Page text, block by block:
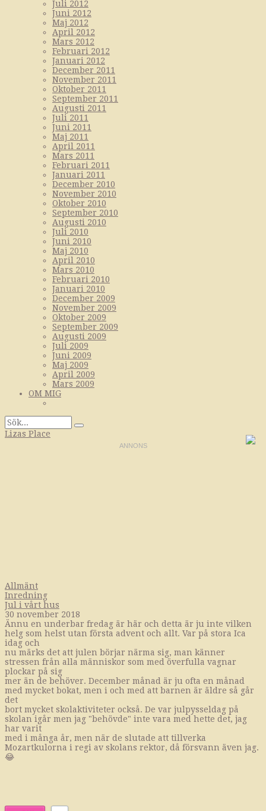
Juli 2012
Juni 2012
Maj 2012
April 2012
Mars 2012
Februari 2012
Januari 2012
December 2011
November 2011
Oktober 2011
September 2011
Augusti 2011
Juli 2011
Juni 2011
Maj 2011
April 2011
Mars 2011
Februari 2011
Januari 2011
December 2010
November 2010
Oktober 2010
September 2010
Augusti 2010
Juli 2010
Juni 2010
Maj 2010
April 2010
Mars 2010
Februari 2010
Januari 2010
December 2009
November 2009
Oktober 2009
September 2009
Augusti 2009
Juli 2009
Juni 2009
Maj 2009
April 2009
Mars 2009
OM MIG
Lizas Place
Allmänt
Inredning
Jul i vårt hus
30 november 2018
Ännu en underbar fredag är här och detta är ju inte vilken
helg som helst utan första advent och allt. Var på stora Ica
idag och
nu märks det att julen börjar närma sig, man känner
stressen från alla människor som med överfulla vagnar
plockar på sig
mer än de behöver. December månad är ju ofta en månad
med mycket bokat, men i och med att barnen är äldre så går
det
bort mycket skolaktiviteter också. De var julpysseldag på
skolan igår men jag "behövde" inte vara med hette det, jag
har varit
med i många år, men när de slutade att tillverka
Mozartkulorna i regi av skolans rektor, då försvann även jag.
😂